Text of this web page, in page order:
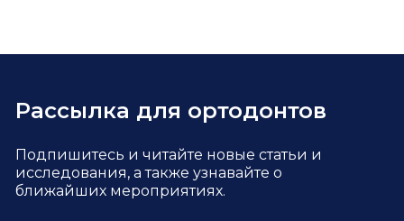
Рассылка для ортодонтов
Подпишитесь и читайте новые статьи и
исследования, а также узнавайте о
ближайших мероприятиях.